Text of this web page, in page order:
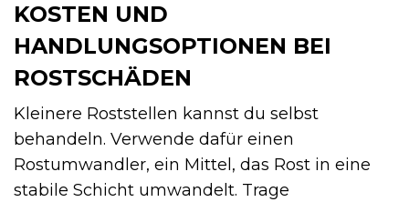
KOSTEN UND
HANDLUNGSOPTIONEN BEI
ROSTSCHÄDEN
Kleinere Roststellen kannst du selbst
behandeln. Verwende dafür einen
Rostumwandler, ein Mittel, das Rost in eine
stabile Schicht umwandelt. Trage